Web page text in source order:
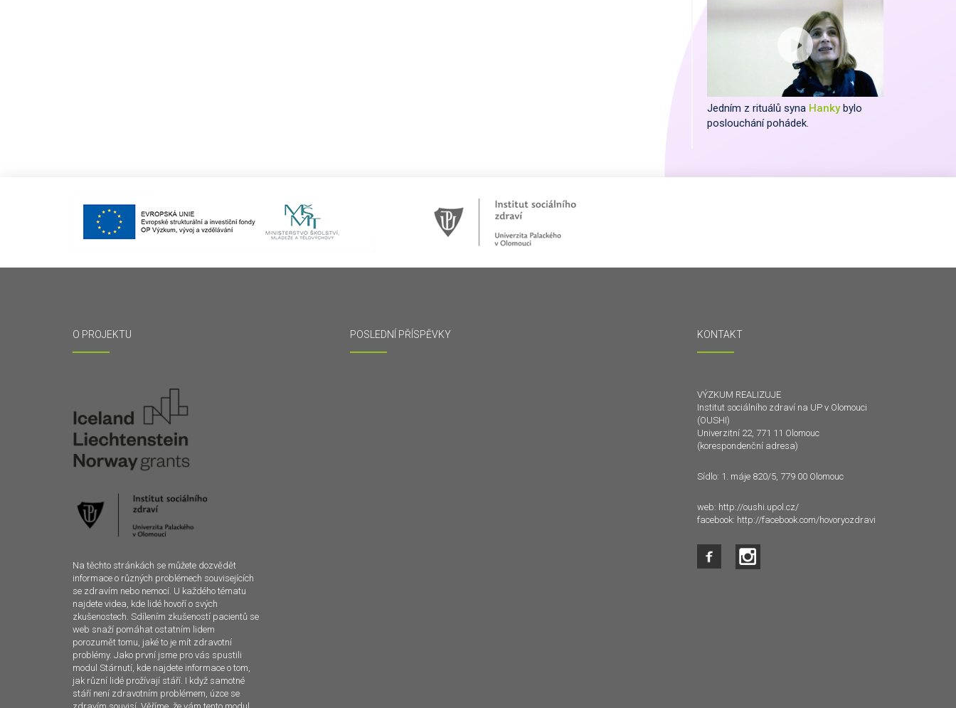
Jedním z rituálů syna Hankybylo
poslouchání pohádek.
O PROJEKTU
Na těchto stránkách se můžete dozvědět
informace o různých problémech souvisejících
se zdravím nebo nemocí. U každého tématu
najdete videa, kde lidé hovoří o svých
zkušenostech. Sdílením zkušeností pacientů se
web snaží pomáhat ostatním lidem
porozumět tomu, jaké to je mít zdravotní
problémy. Jako první jsme pro vás spustili
modul Stárnutí, kde najdete informace o tom,
jak různí lidé prožívají stáří. I když samotné
stáří není zdravotním problémem, úzce se
POSLEDNÍ PŘÍSPĚVKY KONTAKT
VÝZKUM REALIZUJE
Institut sociálního zdraví na UP v Olomouci
(OUSHI)
Univerzitní 22, 771 11 Olomouc
(korespondenční adresa)
Sídlo: 1. máje 820/5, 779 00 Olomouc
web: http://oushi.upol.cz/
facebook: http://facebook.com/hovoryozdravi